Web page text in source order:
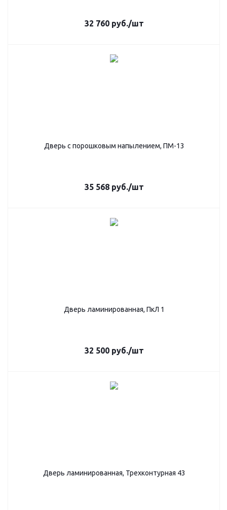
32 760руб./шт
Дверь с порошковым напылением, ПМ-13
35 568руб./шт
Дверь ламинированная, ПкЛ 1
32 500руб./шт
Дверь ламинированная, Трехконтурная 43